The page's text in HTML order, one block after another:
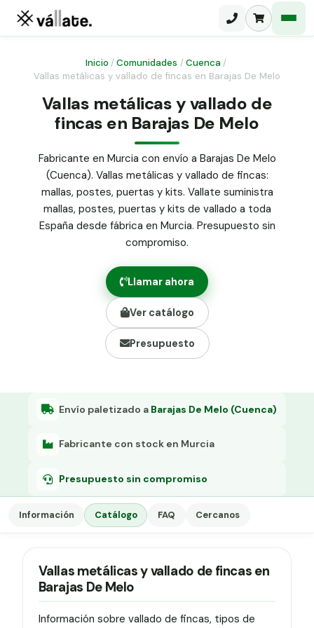
Malla ganadera
Malla simple torsión
Malla triple torsión
Panel malla H.
Puerta abatible dos hojas
Puerta acceso peatonal
Poste malla Hércules
Poste malla simple torsión
Alambre de espino galvanizado
Abrazadera PVC malla H.
Grapa malla H.
Grapadora
Tensor galvanizado
Inicio /Comunidades / Cuenca /
Vallas metálicas y vallado de fincas en Barajas De Melo
Vallas metálicas y vallado de
fincas en Barajas De Melo
Fabricante en Murcia con envío a Barajas De Melo
(Cuenca). Vallas metálicas y vallado de fincas:
mallas, postes, puertas y kits. Vallate suministra
mallas, postes, puertas y kits de vallado a toda
España desde fábrica en Murcia. Presupuesto sin
compromiso.
Llamar ahora
Ver catálogo
Presupuesto
Envío paletizado a Barajas De Melo (Cuenca)
Fabricante con stock en Murcia
Presupuesto sin compromiso
Información Catálogo FAQ Cercanos
Vallas metálicas y vallado de fincas en
Barajas De Melo
Información sobre vallado de fincas, tipos de